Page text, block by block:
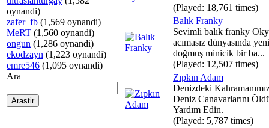
oynandi)
zafer_fb (1,569 oynandi)
MeRT (1,560 oynandi)
ongun (1,286 oynandi)
ekodzayn (1,223 oynandi)
emre546 (1,095 oynandi)
Ara
(Played: 18,761 times)
Balık Franky
Sevimli balık franky
acımasız dünyasında yeni
doğmuş minicik bir ba...
(Played: 12,507 times)
Zıpkın Adam
Denizdeki
Deniz Canavarlarını
Yardım Edin.
(Played: 5,787 times)